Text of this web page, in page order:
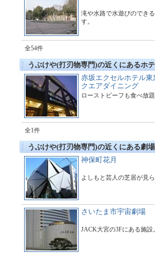
滝や水路で水遊びのでき
す。
全54件
うぶけや(打刃物専門)の近くにあるホ
赤坂エクセルホテル東
クエアダイニング
ローストビーフも食べ放題
全1件
うぶけや(打刃物専門)の近くにある劇
神保町花月
よしもと芸人の芝居が見ら
さいたま市宇宙劇場
JACK大宮の3Fにある施設。